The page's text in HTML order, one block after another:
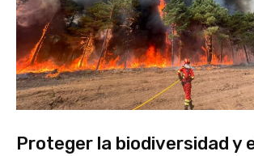
Proteger la biodiversidad y